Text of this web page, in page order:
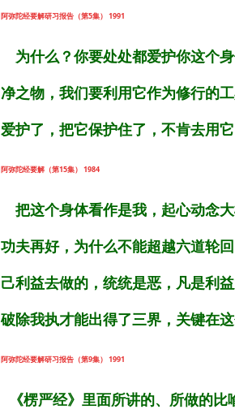
阿弥陀经要解研习报告（第5集） 1991
为什么？你要处处都爱护你这个
净之物，我们要利用它作为修行的
爱护了，把它保护住了，不肯去用
阿弥陀经要解（第15集） 1984
把这个身体看作是我，起心动念
功夫再好，为什么不能超越六道轮
己利益去做的，统统是恶，凡是利
破除我执才能出得了三界，关键在
阿弥陀经要解研习报告（第9集） 1991
《楞严经》里面所讲的、所做的